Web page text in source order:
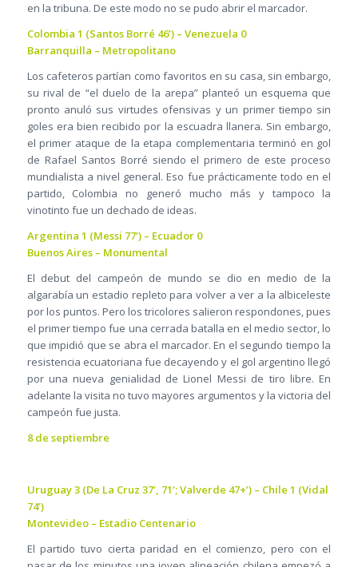
en la tribuna. De este modo no se pudo abrir el marcador.
Colombia 1 (Santos Borré 46’) – Venezuela 0
Barranquilla – Metropolitano
Los cafeteros partían como favoritos en su casa, sin embargo,
su rival de “el duelo de la arepa” planteó un esquema que
pronto anuló sus virtudes ofensivas y un primer tiempo sin
goles era bien recibido por la escuadra llanera. Sin embargo,
el primer ataque de la etapa complementaria terminó en gol
de Rafael Santos Borré siendo el primero de este proceso
mundialista a nivel general. Eso fue prácticamente todo en el
partido, Colombia no generó mucho más y tampoco la
vinotinto fue un dechado de ideas.
Argentina 1 (Messi 77’) – Ecuador 0
Buenos Aires – Monumental
El debut del campeón de mundo se dio en medio de la
algarabía un estadio repleto para volver a ver a la albiceleste
por los puntos. Pero los tricolores salieron respondones, pues
el primer tiempo fue una cerrada batalla en el medio sector, lo
que impidió que se abra el marcador. En el segundo tiempo la
resistencia ecuatoriana fue decayendo y el gol argentino llegó
por una nueva genialidad de Lionel Messi de tiro libre. En
adelante la visita no tuvo mayores argumentos y la victoria del
campeón fue justa.
8 de septiembre
Uruguay 3 (De La Cruz 37’, 71’; Valverde 47+’) – Chile 1 (Vidal
74’)
Montevideo – Estadio Centenario
El partido tuvo cierta paridad en el comienzo, pero con el